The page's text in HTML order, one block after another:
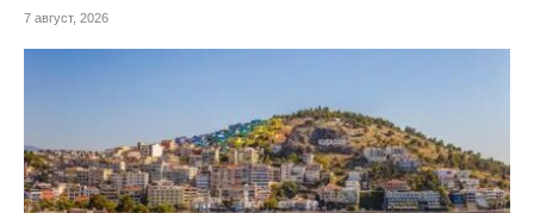
7 август, 2026